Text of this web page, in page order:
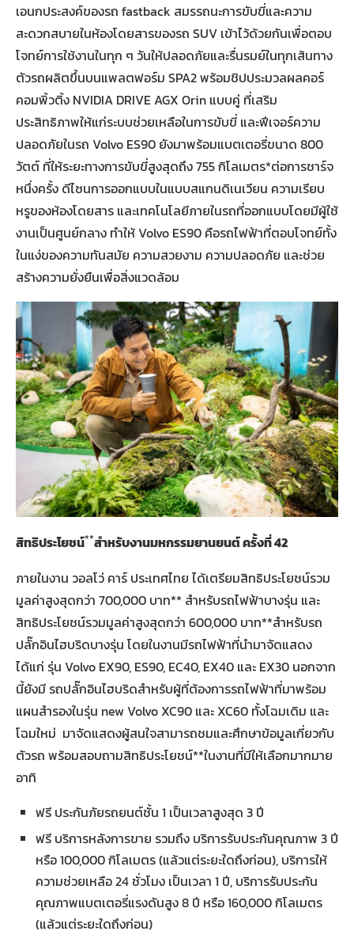
เอนกประสงค์ของรถ fastback สมรรถนะการขับขี่และความ
สะดวกสบายในห้องโดยสารของรถ SUV เข้าไว้ด้วยกันเพื่อตอบ
โจทย์การใช้งานในทุก ๆ วันให้ปลอดภัยและรื่นรมย์ในทุกเส้นทาง
ตัวรถผลิตขึ้นบนแพลตฟอร์ม SPA2 พร้อมชิปประมวลผลคอร์
คอมพิ้วติ้ง NVIDIA DRIVE AGX Orin แบบคู่ ที่เสริม
ประสิทธิภาพให้แก่ระบบช่วยเหลือในการขับขี่ และฟีเจอร์ความ
ปลอดภัยในรถ Volvo ES90 ยังมาพร้อมแบตเตอรี่ขนาด 800
วัตต์ ที่ให้ระยะทางการขับขี่สูงสุดถึง 755 กิโลเมตร*ต่อการชาร์จ
หนึ่งครั้ง ดีไซนการออกแบบในแบบสแกนดิเนเวียน ความเรียบ
หรูของห้องโดยสาร และเทคโนโลยีภายในรถที่ออกแบบโดยมีผู้ใช้
งานเป็นศูนย์กลาง ทำให้ Volvo ES90 คือรถไฟฟ้าที่ตอบโจทย์ทั้ง
ในแง่ของความทันสมัย ความสวยงาม ความปลอดภัย และช่วย
สร้างความยั่งยืนเพื่อสิ่งแวดล้อม
สิทธิประโยชน์**สำหรับงานมหกรรมยานยนต์ ครั้งที่ 42
ภายในงาน วอลโว่ คาร์ ประเทศไทย ได้เตรียมสิทธิประโยชน์รวม
มูลค่าสูงสุดกว่า 700,000 บาท** สำหรับรถไฟฟ้าบางรุ่น และ
สิทธิประโยชน์รวมมูลค่าสูงสุดกว่า 600,000 บาท**สำหรับรถ
ปลั๊กอินไฮบริดบางรุ่น โดยในงานมีรถไฟฟ้าที่นำมาจัดแสดง
ได้แก่ รุ่น Volvo EX90, ES90, EC40, EX40 และ EX30 นอกจาก
นี้ยังมี รถปลั๊กอินไฮบริดสำหรับผู้ที่ต้องการรถไฟฟ้าที่มาพร้อม
แผนสำรองในรุ่น new Volvo XC90 และ XC60 ทั้งโฉมเดิม และ
โฉมใหม่ มาจัดแสดงผู้สนใจสามารถชมและศึกษาข้อมูลเกี่ยวกับ
ตัวรถ พร้อมสอบถามสิทธิประโยชน์**ในงานที่มีให้เลือกมากมาย
อาทิ
ฟรี ประกันภัยรถยนต์ชั้น 1 เป็นเวลาสูงสุด 3 ปี
ฟรี บริการหลังการขาย รวมถึง บริการรับประกันคุณภาพ 3 ปี
หรือ 100,000 กิโลเมตร (แล้วแต่ระยะใดถึงก่อน), บริการให้
ความช่วยเหลือ 24 ชั่วโมง เป็นเวลา 1 ปี, บริการรับประกัน
คุณภาพแบตเตอรี่แรงดันสูง 8 ปี หรือ 160,000 กิโลเมตร
(แล้วแต่ระยะใดถึงก่อน)